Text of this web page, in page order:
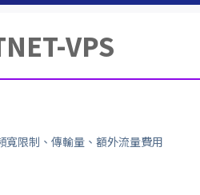
VPS
寬限制、傳輸量、額外流量費用